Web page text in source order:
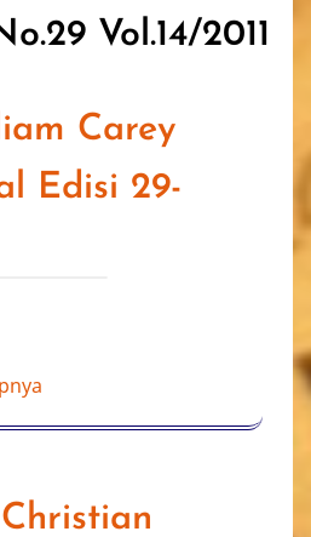
Vol.14/2011
Carey
Edisi 29-